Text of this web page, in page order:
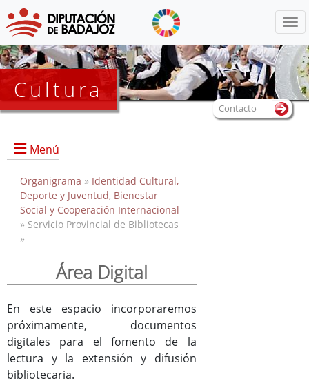
Cultura
Menú
Portada
Información General
Bibliotecas y Agencias
Catálogo colectivo (OPAC)
Organigrama » Identidad Cultural,
Deporte y Juventud, Bienestar
Social y Cooperación Internacional
» Servicio Provincial de Bibliotecas
»
Área Digital
En este espacio incorporaremos
próximamente, documentos
digitales para el fomento de la
lectura y la extensión y difusión
bibliotecaria.
Contacto